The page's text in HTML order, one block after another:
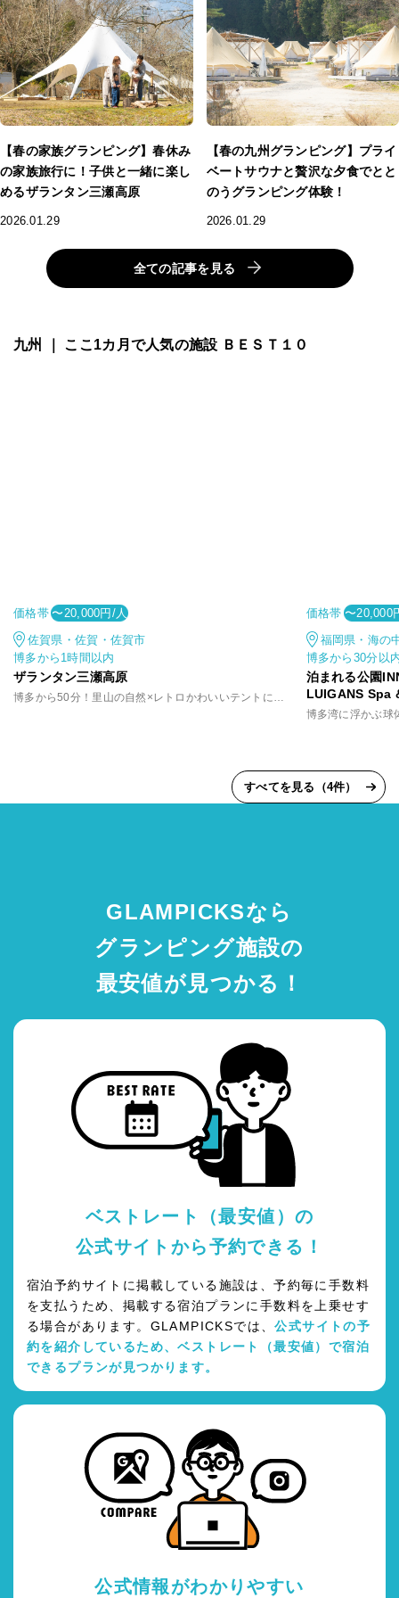
【春の家族グランピング】春休み
の家族旅行に！子供と一緒に楽し
めるザランタン三瀬高原
2026.01.29
【春の九州グランピング】プライ
ベートサウナと贅沢な夕食でとと
のうグランピング体験！
2026.01.29
全ての記事を見る
九州 ｜ ここ1カ月で人気の施設 ＢＥＳＴ１０
価格帯 〜20,000円/人
佐賀県・佐賀・佐賀市
博多から1時間以内
ザランタン三瀬高原
博多から50分！里山の自然×レトロかわいいテントに泊まる非日常
価格帯 〜20,000
福岡県・海の
博多から30分以
泊まれる公園
LUIGANS Spa
博多湾に浮かぶ球
すべてを見る（4件）
GLAMPICKSなら
グランピング施設の
最安値が見つかる！
ベストレート（最安値）の
公式サイトから予約できる！
宿泊予約サイトに掲載している施設は、予約毎に手数料
を支払うため、掲載する宿泊プランに手数料を上乗せす
る場合があります。GLAMPICKSでは、公式サイトの予
約を紹介しているため、ベストレート（最安値）で宿泊
できるプランが見つかります。
公式情報がわかりやすい